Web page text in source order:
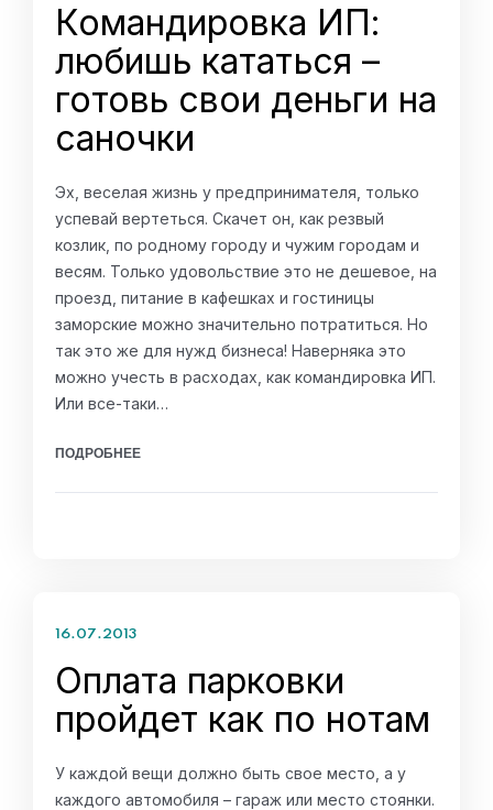
Командировка ИП:
любишь кататься –
готовь свои деньги на
саночки
Эх, веселая жизнь у предпринимателя, только
успевай вертеться. Скачет он, как резвый
козлик, по родному городу и чужим городам и
весям. Только удовольствие это не дешевое, на
проезд, питание в кафешках и гостиницы
заморские можно значительно потратиться. Но
так это же для нужд бизнеса! Наверняка это
можно учесть в расходах, как командировка ИП.
Или все-таки…
ПОДРОБНЕЕ
16.07.2013
Оплата парковки
пройдет как по нотам
У каждой вещи должно быть свое место, а у
каждого автомобиля – гараж или место стоянки.